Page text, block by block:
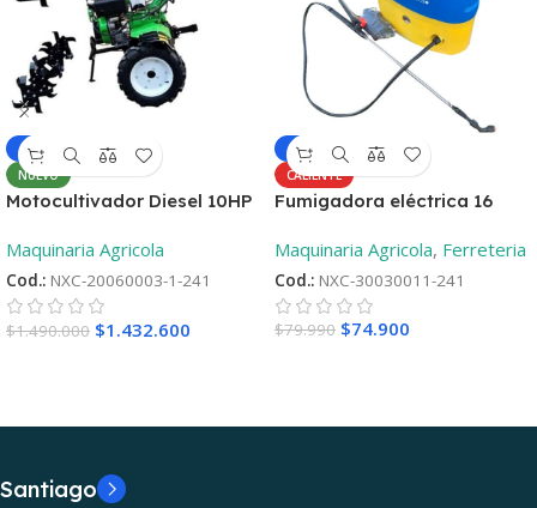
-4%
NUEVO
Motocultivador Diesel 10HP
lanzamiento! + 2°Repueto
Maquinaria Agricola
Cod.: NXC-20060003-1-241
$1.490.000 $1.432.600
-6%
CALIENTE
Fumigadora eléctrica 16
Maquinaria Agricola, Ferreteria
Cod.: NXC-30030011-241
$79.990 $74.900
Santiago